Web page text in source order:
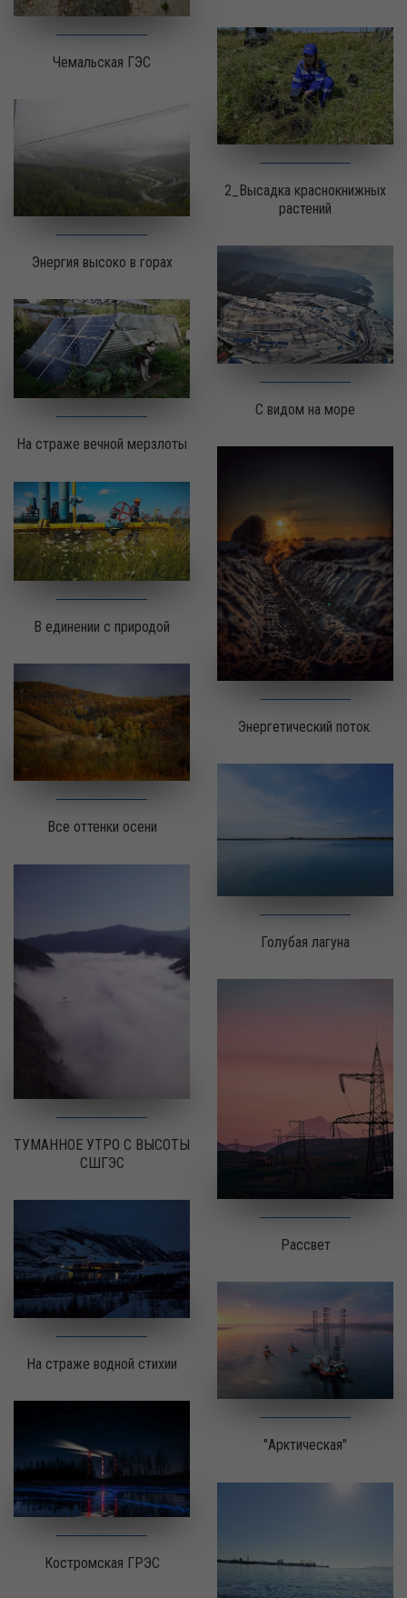
Чемальская ГЭС
Энергия высоко в горах
На страже вечной мерзлоты
В единении с природой
2_Высадка краснокнижных
растений
Все оттенки осени
С видом на море
ТУМАННОЕ УТРО С ВЫСОТЫ
СШГЭС
Энергетический поток.
На страже водной стихии
Голубая лагуна
Костромская ГРЭС
Рассвет
"Арктическая"